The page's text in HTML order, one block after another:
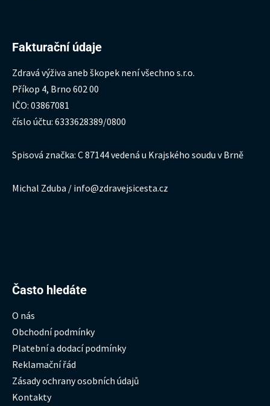
Fakturační údaje
Zdravá výživa aneb škopek není všechno s.r.o.
Příkop 4, Brno 602 00
IČO: 03867081
číslo účtu: 6333628389/0800
Spisová značka: C 87144 vedená u Krajského soudu v Brně
Michal Zduba / info@zdravejsicesta.cz
Často hledáte
O nás
Obchodní podmínky
Platební a dodací podmínky
Reklamační řád
Zásady ochrany osobních údajů
Kontakty
Hledat: